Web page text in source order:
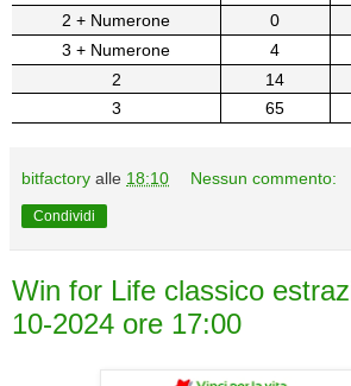
2 + Numerone
0
3 + Numerone
4
2
14
3
65
bitfactory alle 18:10 Nessun commento:
Condividi
Win for Life classico
10-2024 ore 17:00